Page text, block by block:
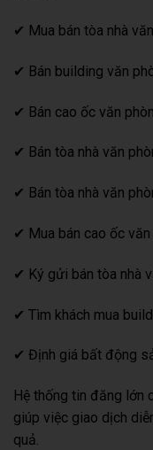
✔ Mua bán tòa nhà
✔ Bán building văn
✔ Bán cao ốc văn
✔ Bán tòa nhà văn
✔ Bán tòa nhà văn
✔ Mua bán cao ốc
✔ Ký gửi bán tòa nhà
✔ Tìm khách mua
✔ Định giá bất động
Hệ thống tin đăng lớn
giúp việc giao dịch
quả.